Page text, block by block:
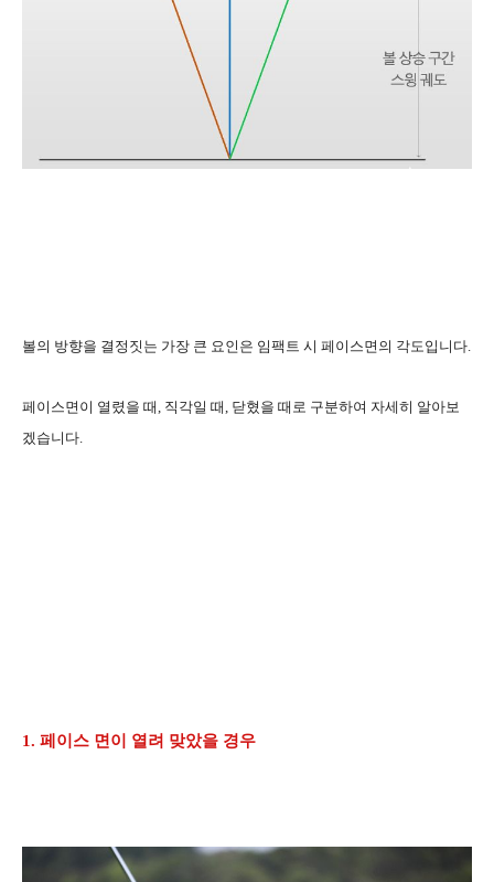
볼의 방향을 결정짓는 가장 큰 요인은 임팩트 시 페이스면의 각도입니다.
페이스면이 열렸을 때, 직각일 때, 닫혔을 때로 구분하여 자세히 알아보
겠습니다.
1. 페이스 면이 열려 맞았을 경우